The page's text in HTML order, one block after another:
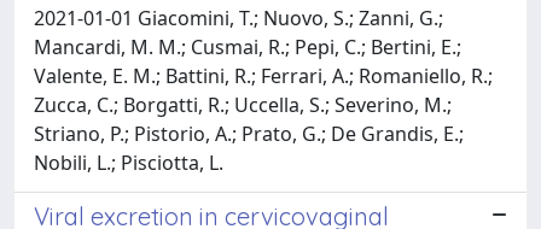
2021-01-01 Giacomini, T.; Nuovo, S.; Zanni, G.;
Mancardi, M. M.; Cusmai, R.; Pepi, C.; Bertini, E.;
Valente, E. M.; Battini, R.; Ferrari, A.; Romaniello, R.;
Zucca, C.; Borgatti, R.; Uccella, S.; Severino, M.;
Striano, P.; Pistorio, A.; Prato, G.; De Grandis, E.;
Nobili, L.; Pisciotta, L.
Viral excretion in cervicovaginal